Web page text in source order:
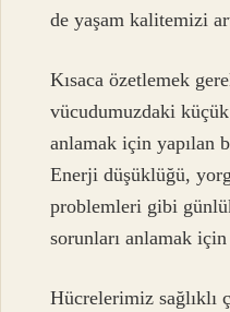
de yaşam kalitemizi
Kısaca özetlemek
vücudumuzdaki
anlamak için yapılan
Enerji düşüklüğü,
problemleri gibi
sorunları anlamak
Hücrelerimiz sağlıklı